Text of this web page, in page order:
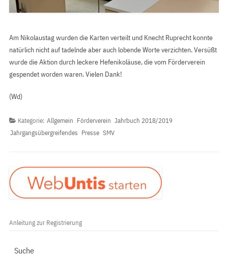
Am Nikolaustag wurden die Karten verteilt und Knecht Ruprecht konnte
natürlich nicht auf tadelnde aber auch lobende Worte verzichten. Versüßt
wurde die Aktion durch leckere Hefenikoläuse, die vom Förderverein
gespendet worden waren. Vielen Dank!
(Wd)
Kategorie: Allgemein Förderverein Jahrbuch 2018/2019
Jahrgangsübergreifendes Presse SMV
Anleitung zur Registrierung
Suche